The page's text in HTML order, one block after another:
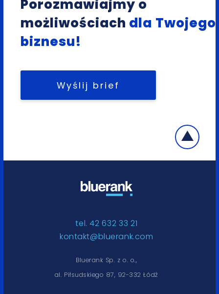
Porozmawiajmy o
możliwościach dla Twojego
biznesu!
Wyślij brief
tel. 42 632 33 21
kontakt@bluerank.com
Bluerank Sp. z o. o.,
al. Piłsudskiego 87, 92-332 Łódź